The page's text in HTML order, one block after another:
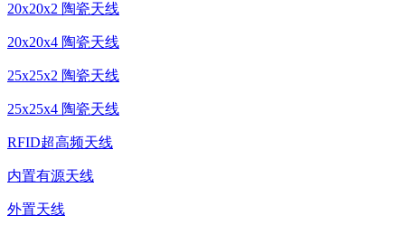
20x20x2 陶瓷天线
20x20x4 陶瓷天线
25x25x2 陶瓷天线
25x25x4 陶瓷天线
RFID超高频天线
内置有源天线
外置天线